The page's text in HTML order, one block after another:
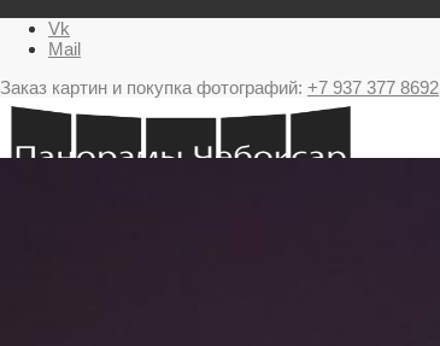
Vk
Mail
Заказ картин и покупка фотографий: +7 937 377 8692